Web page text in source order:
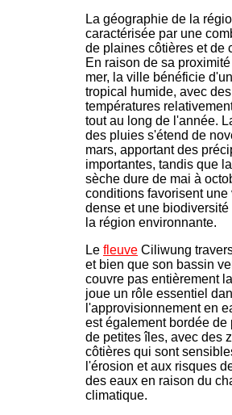
La géographie de la
caractérisée par une
de plaines côtières et de
En raison de sa
mer, la ville bénéficie d'un
tropical humide, avec des
températures
tout au long de l'année.
des pluies s'étend de
mars, apportant des
importantes, tandis que
sèche dure de mai à
conditions favorisent une
dense et une
la région environnante.
Le fleuve Ciliwung
et bien que son bassin
couvre pas entièrement
joue un rôle essentiel
l'approvisionnement en
est également bordée de
de petites îles, avec des
côtières qui sont
l'érosion et aux risques
des eaux en raison du
climatique.